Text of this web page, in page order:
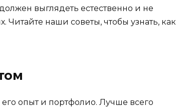
выглядеть естественно и не
наши советы, чтобы узнать, как
опыт и портфолио. Лучше всего